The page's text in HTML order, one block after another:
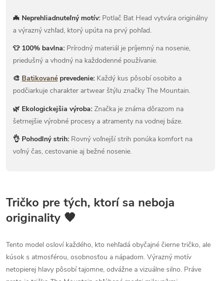
🦇 Neprehliadnuteľný motív: Potlač Bat Head vytvára originálny
a výrazný vzhľad, ktorý upúta na prvý pohľad.
👕 100% bavlna: Prírodný materiál je príjemný na nosenie,
priedušný a vhodný na každodenné používanie.
🎨 Batikované prevedenie: Každý kus pôsobí osobito a
podčiarkuje charakter artwear štýlu značky The Mountain.
🌿 Ekologickejšia výroba: Značka je známa dôrazom na
šetrnejšie výrobné procesy a atramenty na vodnej báze.
👌 Pohodlný strih: Rovný voľnejší strih ponúka komfort na
voľný čas, cestovanie aj bežné nosenie.
Tričko pre tých, ktorí sa neboja
originality 🖤
Tento model osloví každého, kto nehľadá obyčajné čierne tričko, ale
kúsok s atmosférou, osobnosťou a nápadom. Výrazný motív
netopierej hlavy pôsobí tajomne, odvážne a vizuálne silno. Práve